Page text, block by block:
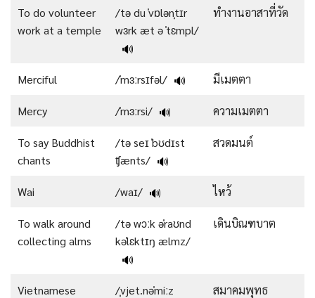
To do volunteer
work at a temple
/tə du ˈvɒlənˌtɪr
wɜrk æt ə ˈtɛmpl/
🔊
ทำงานอาสาที่วัด
Merciful /ˈmɜːrsɪfəl/ 🔊 มีเมตตา
Mercy /ˈmɜːrsi/ 🔊 ความเมตตา
To say Buddhist
chants
/tə seɪ ˈbʊdɪst
ʧænts/ 🔊
สวดมนต์
Wai /waɪ/ 🔊 ไหว้
To walk around
collecting alms
/tə wɔːk əˈraʊnd
kəˈlɛktɪŋ ælmz/
🔊
เดินบิณฑบาต
Vietnamese
/ˌvjet.nəˈmiːz
สมาคมพุทธ